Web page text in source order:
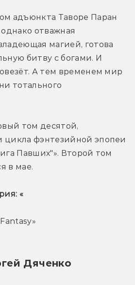
адъюнкта Таворе Паран
отважная
магией, готова
битву с богами. И
А тем временем мир
тотального
том десятой,
цикла фэнтезийной эпопеи
Павших"». Второй том
в мае.
«
Дяченко